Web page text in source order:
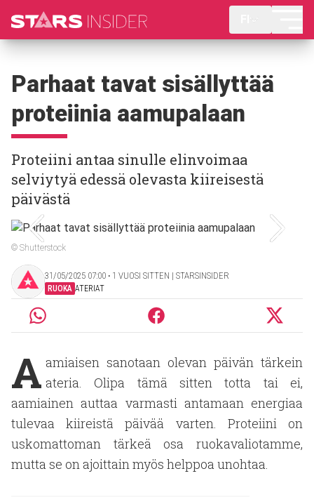
Parhaat tavat sisällyttää
proteiinia aamupalaan
Proteiini antaa sinulle elinvoimaa
selviytyä edessä olevasta kiireisestä
päivästä
© Shutterstock
31/05/2025 07:00 ‧ 1 VUOSI SITTEN | STARSINSIDER
RUOKA ATERIAT
A amiaisen sanotaan olevan päivän tärkein
ateria. Olipa tämä sitten totta tai ei,
aamiainen auttaa varmasti antamaan energiaa
tulevaa kiireistä päivää varten. Proteiini on
uskomattoman tärkeä osa ruokavaliotamme,
mutta se on ajoittain myös helppoa unohtaa.